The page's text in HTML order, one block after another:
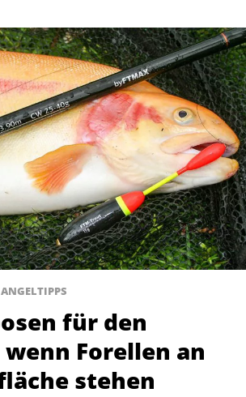
ANGELTIPPS
für den
Forellen an
stehen